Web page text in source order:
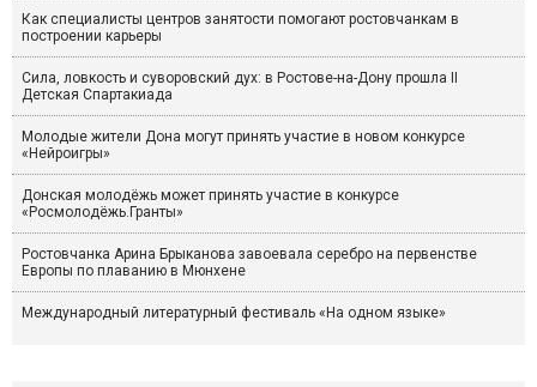
Как специалисты центров занятости помогают ростовчанкам в
построении карьеры
Сила, ловкость и суворовский дух: в Ростове-на-Дону прошла II
Детская Спартакиада
Молодые жители Дона могут принять участие в новом конкурсе
«Нейроигры»
Донская молодёжь может принять участие в конкурсе
«Росмолодёжь.Гранты»
Ростовчанка Арина Брыканова завоевала серебро на первенстве
Европы по плаванию в Мюнхене
Международный литературный фестиваль «На одном языке»